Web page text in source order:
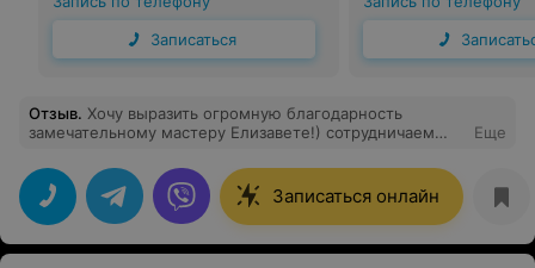
Записаться
Отзыв. Хочу выразить огромную благодарность
замечательному мастеру Елизавете!) сотрудничаем
человек!) мой личный рекомендасьен!) записывайтесь
- не пожалеете)
Еще
Записаться онлайн